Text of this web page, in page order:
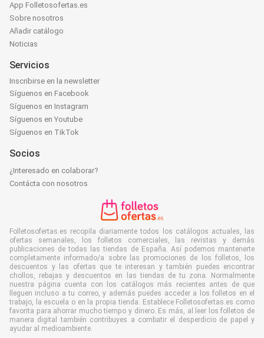
App Folletosofertas.es
Sobre nosotros
Añadir catálogo
Noticias
Servicios
Inscribirse en la newsletter
Síguenos en Facebook
Síguenos en Instagram
Síguenos en Youtube
Síguenos en TikTok
Socios
¿Interesado en colaborar?
Contácta con nosotros
Folletosofertas.es recopila diariamente todos los catálogos actuales, las
ofertas semanales, los folletos comerciales, las revistas y demás
publicaciones de todas las tiendas de España. Así podemos mantenerte
completamente informado/a sobre las promociones de los folletos, los
descuentos y las ofertas que te interesan y también puedes encontrar
chollos, rebajas y descuentos en las tiendas de tu zona. Normalmente
nuestra página cuenta con los catálogos más recientes antes de que
lleguen incluso a tu correo, y además puedes acceder a los folletos en el
trabajo, la escuela o en la propia tienda. Establece Folletosofertas.es como
favorita para ahorrar mucho tiempo y dinero. Es más, al leer los folletos de
manera digital también contribuyes a combatir el desperdicio de papel y
ayudar al medioambiente.